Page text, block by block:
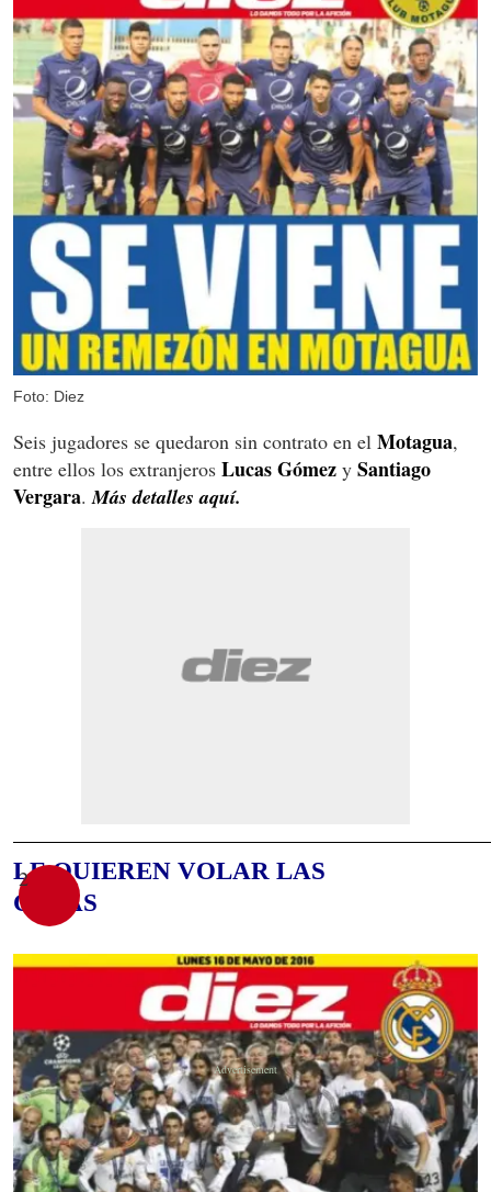
Foto: Diez
Seis jugadores se quedaron sin contrato en el Motagua,
entre ellos los extranjeros Lucas Gómez y Santiago
Vergara.Más detalles aquí.
2
LE QUIEREN VOLAR LAS
COPAS